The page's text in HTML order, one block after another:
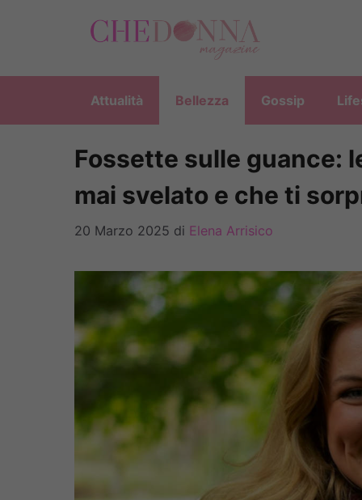
Attualità Bellezza Gossip
Fossette sulle guance:
mai svelato e che ti
20 Marzo 2025 di Elena Arrisico